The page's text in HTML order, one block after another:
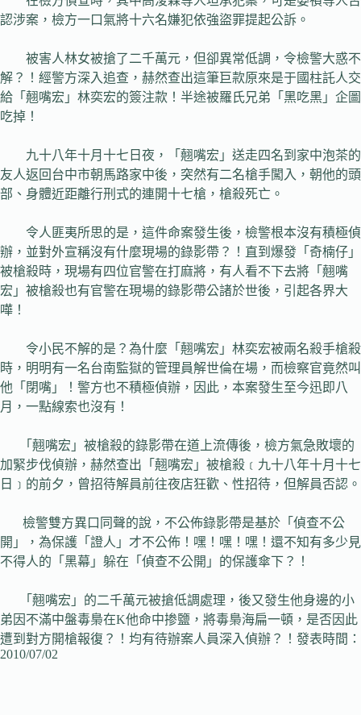
認涉案，檢方一口氣將十六名嫌犯依強盜罪提起公訴。
被害人林女被搶了二千萬元，但卻異常低調，令檢警大惑不
解？！經警方深入追查，赫然查出這筆巨款原來是于國柱託人交
給「翹嘴宏」林奕宏的簽注款！半途被羅氏兄弟「黑吃黑」企圖
吃掉！
九十八年十月十七日夜，「翹嘴宏」送走四名到家中泡茶的
友人返回台中市朝馬路家中後，突然有二名槍手闖入，朝他的頭
部、身體近距離行刑式的連開十七槍，槍殺死亡。
令人匪夷所思的是，這件命案發生後，檢警根本沒有積極偵
辦，並對外宣稱沒有什麼現場的錄影帶？！直到爆發「奇楠仔」
被槍殺時，現場有四位官警在打麻將，有人看不下去將「翹嘴
宏」被槍殺也有官警在現場的錄影帶公諸於世後，引起各界大
嘩！
令小民不解的是？為什麼「翹嘴宏」林奕宏被兩名殺手槍殺
時，明明有一名台南監獄的管理員解世倫在場，而檢察官竟然叫
他「閉嘴」！警方也不積極偵辦，因此，本案發生至今迅即八
月，一點線索也沒有！
「翹嘴宏」被槍殺的錄影帶在道上流傳後，檢方氣急敗壞的
加緊步伐偵辦，赫然查出「翹嘴宏」被槍殺﹝九十八年十月十七
日﹞的前夕，曾招待解員前往夜店狂歡、性招待，但解員否認。
檢警雙方異口同聲的說，不公佈錄影帶是基於「偵查不公
開」，為保護「證人」才不公佈！嘿！嘿！嘿！還不知有多少見
不得人的「黑幕」躲在「偵查不公開」的保護傘下？！
「翹嘴宏」的二千萬元被搶低調處理，後又發生他身邊的小
弟因不滿中盤毒梟在K他命中掺鹽，將毒梟海扁一頓，是否因此
遭到對方開槍報復？！均有待辦案人員深入偵辦？！發表時間：
2010/07/02